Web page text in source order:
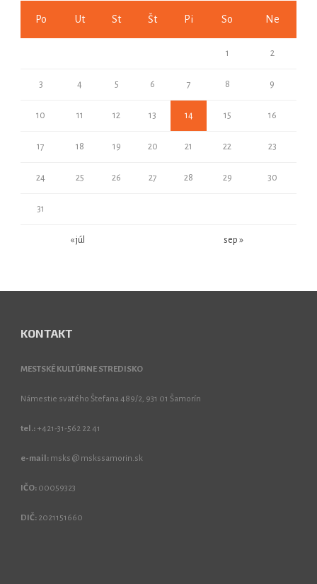
Po Ut St Št Pi So Ne
1 2
3 4 5 6 7 8 9
10 11 12 13 14 15 16
17 18 19 20 21 22 23
24 25 26 27 28 29 30
31
« júl sep »
KONTAKT
MESTSKÉ KULTÚRNE STREDISKO
Námestie svätého Štefana 489/2, 931 01 Šamorín
tel.: +421-31-562 22 41
e-mail: msks @ mskssamorin.sk
IČO: 00059323
DIČ: 2021151660